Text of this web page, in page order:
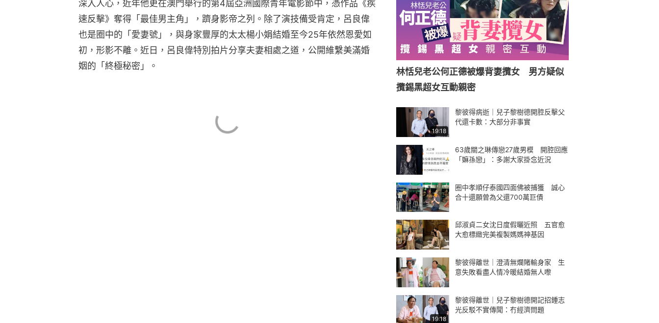
深入人心，近年他更在澳門舉行的第4屆亞洲國際青年電影節中，憑作品《疾
速反擊》奪得「最佳男主角」，躋身影帝之列。除了演技備受肯定，呂良偉
也是圈中的「愛妻號」，與身家豐厚的太太楊小娟結婚至今25年依然恩愛如
初，形影不離。近日，呂良偉特別拍片分享夫妻相處之道，公開維繫美滿婚
姻的「終極秘密」。
林恬兒老公何正德被爆背妻攬女 男方疑似
攬錫黑超女互動親密
19:18
黎彼得病逝｜兒子黎樹德開腔反擊父
代還卡數：大部分非事實
63歲關之琳傳戀27歲男模 開腔回應
「嫲孫戀」：多謝大家掛念近況
圈中孝順仔泰國四面佛被捕獲 誠心
合十還願曾為父還700萬巨債
邱淑貞二女沈日度假曬近照 五官愈
大愈標緻完美複製媽媽神基因
黎彼得離世｜澄清無爛賭輸身家 生
意失敗看盡人情冷暖結婚無人嚟
19:18
黎彼得離世｜兒子黎樹德開記招鍾志
光反駁不實傳聞：冇經濟問題